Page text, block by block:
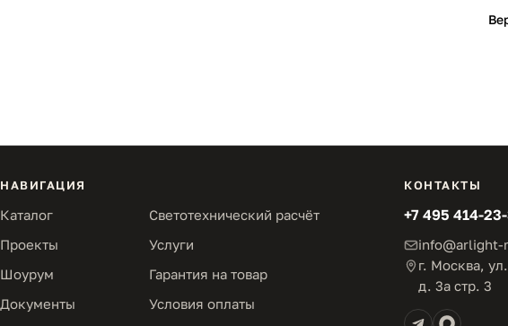
НАВИГАЦИЯ
Каталог
Светотехнический расчёт
Проекты
Услуги
Шоурум
Гарантия на товар
Документы
Условия оплаты
КОНТАКТЫ
+7 495 414-
info@arlight-
г. Москва,
д. 3а стр. 3